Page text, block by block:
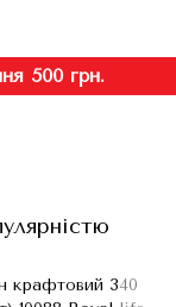
500 грн.